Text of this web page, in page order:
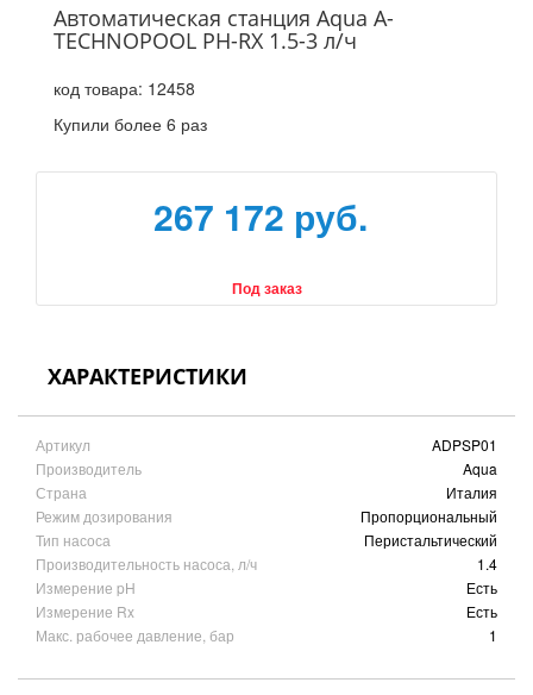
Автоматическая станция Aqua A-
TECHNOPOOL PH-RX 1.5-3 л/ч
код товара: 12458
Купили более 6 раз
267 172 руб.
Под заказ
ХАРАКТЕРИСТИКИ
Артикул
ADPSP01
Производитель
Aqua
Страна
Италия
Режим дозирования
Пропорциональный
Тип насоса
Перистальтический
Производительность насоса, л/ч
1.4
Измерение pH
Есть
Измерение Rx
Есть
Макс. рабочее давление, бар
1